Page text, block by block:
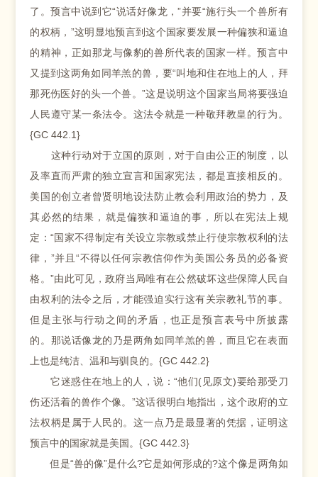
了。预言中说到它“说话好像龙，”并要“施行头一个兽所有
的权柄，”这明显地预言到这个国家要发展一种偏狭和逼迫
的精神，正如那龙与像豹的兽所代表的国家一样。预言中
又提到这两角如同羊羔的兽，要“叫地和住在地上的人，拜
那死伤医好的头一个兽。”这是说明这个国家当局将要强迫
人民遵守某一条法令。这法令就是一种敬拜教皇的行为。
{GC 442.1}
这种行动对于立国的原则，对于自由公正的制度，以
及率直而严肃的独立宣言和国家宪法，都是直接相反的。
美国的创立者曾贤明地设法防止教会利用政治的势力，及
其必然的结果，就是偏狭和逼迫的事，所以在宪法上规
定：“国家不得制定有关设立宗教或禁止行使宗教权利的法
律，”并且“不得以任何宗教信仰作为美国公务员的必备资
格。”由此可见，政府当局唯有在公然破坏这些保障人民自
由权利的法令之后，才能强迫实行这有关宗教礼节的事。
但是主张与行动之间的矛盾，也正是预言表号中所披露
的。那说话像龙的乃是两角如同羊羔的兽，而且它在表面
上也是纯洁、温和与驯良的。{GC 442.2}
它迷惑住在地上的人，说：“他们(见原文)要给那受刀
伤还活着的兽作个像。”这话很明白地指出，这个政府的立
法权柄是属于人民的。这一点乃是最显著的凭据，证明这
预言中的国家就是美国。{GC 442.3}
但是“兽的像”是什么?它是如何形成的?这个像是两角如